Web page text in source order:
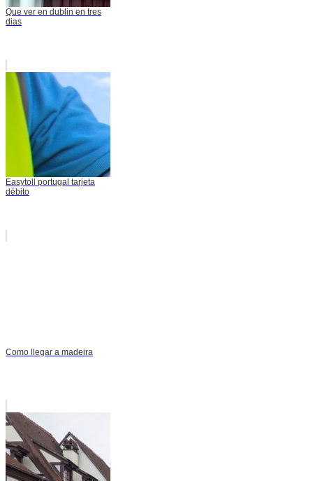
Que ver en dublin en tres
dias
Easytoll portugal tarjeta
débito
Como llegar a madeira